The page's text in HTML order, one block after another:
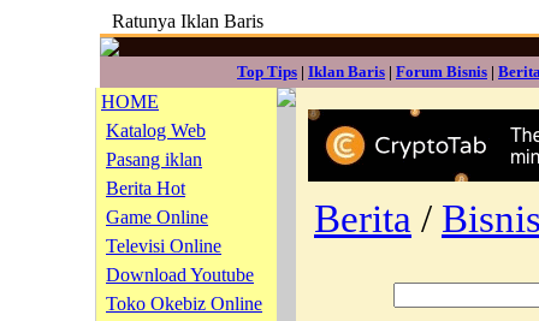
Ratunya Iklan Baris
Top Tips | Iklan Baris | Forum Bisnis |
HOME
Katalog Web
Pasang iklan
Berita Hot
Game Online
Televisi Online
Download Youtube
Toko Okebiz Online
Berita /